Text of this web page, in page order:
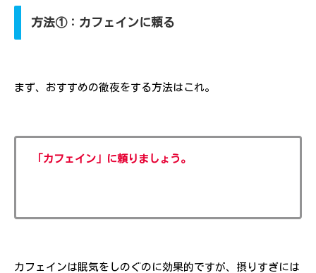
方法①：カフェインに頼る
まず、おすすめの徹夜をする方法はこれ。
「カフェイン」に頼りましょう。
カフェインは眠気をしのぐのに効果的ですが、摂りすぎには